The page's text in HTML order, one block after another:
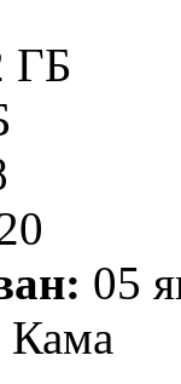
ГБ
05
Кама